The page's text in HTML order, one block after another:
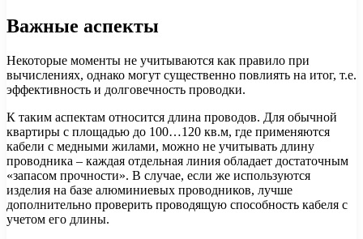
Важные аспекты
Некоторые моменты не учитываются как правило при
вычислениях, однако могут существенно повлиять на итог, т.е.
эффективность и долговечность проводки.
К таким аспектам относится длина проводов. Для обычной
квартиры с площадью до 100…120 кв.м, где применяются
кабели с медными жилами, можно не учитывать длину
проводника – каждая отдельная линия обладает достаточным
«запасом прочности». В случае, если же используются
изделия на базе алюминиевых проводников, лучше
дополнительно проверить проводящую способность кабеля с
учетом его длины.